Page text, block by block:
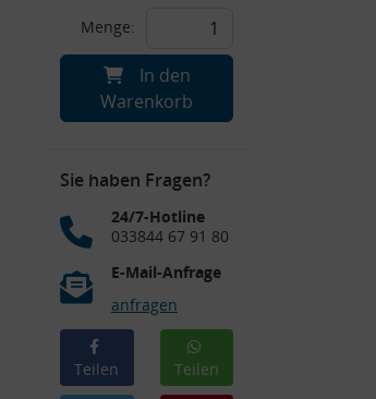
Menge:
In den
Warenkorb
Sie haben Fragen?
24/7-Hotline
033844 67 91 80
E-Mail-Anfrage
anfragen
Teilen Teilen